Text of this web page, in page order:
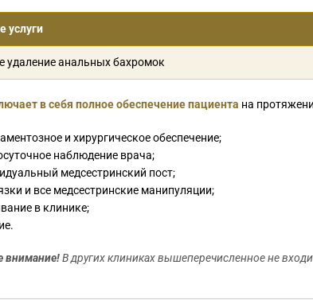
услуги
удаление анальных бахромок
в себя полное обеспечение пациента на
и хирургическое обеспечение;
наблюдение врача;
медсестринский пост;
и все медсестринские манипуляции;
в клинике;
внимание!В других клиниках вышеперечисленное не